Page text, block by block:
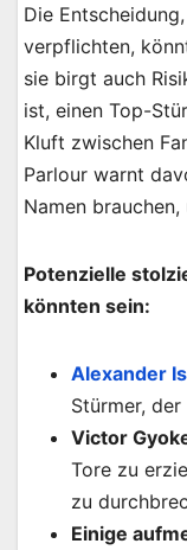
Die
verpflichten,
sie birgt auch
ist, einen Top-
Kluft zwischen
Parlour warnt
Namen
Potenzielle
könnten sein:
Alexander
Stürmer,
Victor
Tore zu
zu
Einige